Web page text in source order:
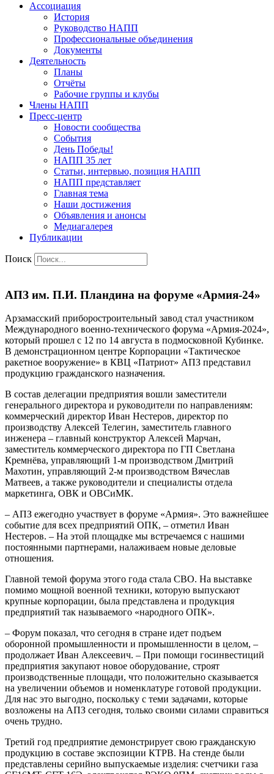
Ассоциация
История
Руководство НАПП
Профессиональные объединения
Документы
Деятельность
Планы
Отчёты
Рабочие группы и клубы
Члены НАПП
Пресс-центр
Новости сообщества
События
День Победы!
НАПП 35 лет
Статьи, интервью, позиция НАПП
НАПП представляет
Главная тема
Наши достижения
Объявления и анонсы
Медиагалерея
Публикации
Поиск
АПЗ им. П.И. Пландина на форуме «Армия-24»
Арзамасский приборостроительный завод стал участником
Международного военно-технического форума «Армия-2024»,
который прошел с 12 по 14 августа в подмосковной Кубинке.
В демонстрационном центре Корпорации «Тактическое
ракетное вооружение» в КВЦ «Патриот» АПЗ представил
продукцию гражданского назначения.
В состав делегации предприятия вошли заместители
генерального директора и руководители по направлениям:
коммерческий директор Иван Нестеров, директор по
производству Алексей Телегин, заместитель главного
инженера – главный конструктор Алексей Марчан,
заместитель коммерческого директора по ГП Светлана
Кремнёва, управляющий 1-м производством Дмитрий
Махотин, управляющий 2-м производством Вячеслав
Матвеев, а также руководители и специалисты отдела
маркетинга, ОВК и ОВСиМК.
– АПЗ ежегодно участвует в форуме «Армия». Это важнейшее
событие для всех предприятий ОПК, – отметил Иван
Нестеров. – На этой площадке мы встречаемся с нашими
постоянными партнерами, налаживаем новые деловые
отношения.
Главной темой форума этого года стала СВО. На выставке
помимо мощной военной техники, которую выпускают
крупные корпорации, была представлена и продукция
предприятий так называемого «народного ОПК».
– Форум показал, что сегодня в стране идет подъем
оборонной промышленности и промышленности в целом, –
продолжает Иван Алексеевич. – При помощи госинвестиций
предприятия закупают новое оборудование, строят
производственные площади, что положительно сказывается
на увеличении объемов и номенклатуре готовой продукции.
Для нас это выгодно, поскольку с теми задачами, которые
возложены на АПЗ сегодня, только своими силами справиться
очень трудно.
Третий год предприятие демонстрирует свою гражданскую
продукцию в составе экспозиции КТРВ. На стенде были
представлены серийно выпускаемые изделия: счетчики газа